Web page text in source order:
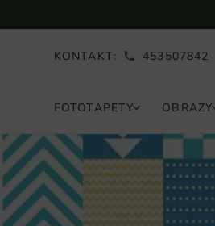
KONTAKT: 453507842
FOTOTAPETY OBRAZY